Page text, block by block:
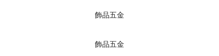
飾品五金
飾品五金